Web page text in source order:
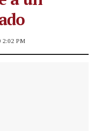
2:02 PM